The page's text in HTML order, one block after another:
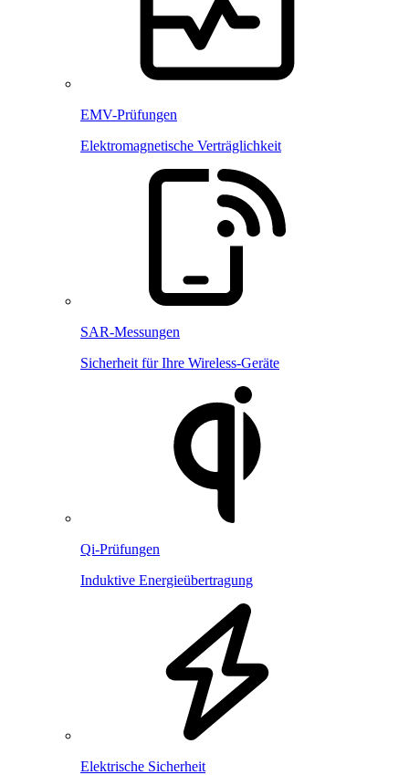
EMV-Prüfungen
Elektromagnetische Verträglichkeit
SAR-Messungen
Sicherheit für Ihre Wireless-Geräte
Qi-Prüfungen
Induktive Energieübertragung
Elektrische Sicherheit